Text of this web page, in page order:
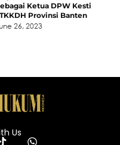
Ketua DPW Kesti
Provinsi Banten
26, 2023
Us